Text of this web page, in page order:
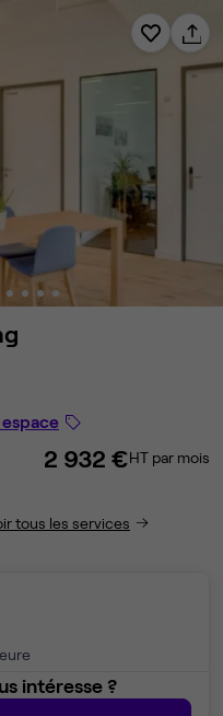
2 932 €HT par mois
tous les services
intéresse ?